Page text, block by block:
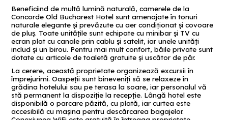
Beneficiind de multă lumină naturală, camerele de la
Concorde Old Bucharest Hotel sunt amenajate în tonuri
naturale elegante și prevăzute cu aer condiționat și covoare
de pluș. Toate unitățile sunt echipate cu minibar și TV cu
ecran plat cu canale prin cablu și satelit, iar unele unități
includ și un birou. Pentru mai mult confort, băile private sunt
dotate cu articole de toaletă gratuite și uscător de păr.
La cerere, această proprietate organizează excursii în
împrejurimi. Oaspeții sunt bineveniți să se relaxeze în
grădina hotelului sau pe terasa la soare, iar personalul vă
stă permanent la dispoziție la recepție. Lângă hotel este
disponibilă o parcare păzită, cu plată, iar curtea este
accesibilă cu mașina pentru descărcarea bagajelor.